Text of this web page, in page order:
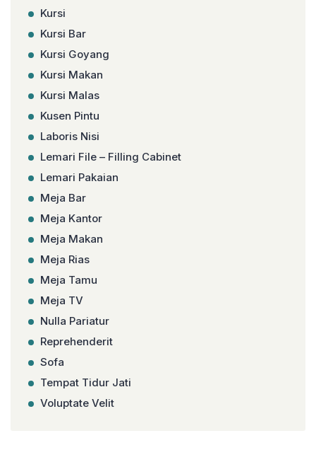
Kursi
Kursi Bar
Kursi Goyang
Kursi Makan
Kursi Malas
Kusen Pintu
Laboris Nisi
Lemari File – Filling Cabinet
Lemari Pakaian
Meja Bar
Meja Kantor
Meja Makan
Meja Rias
Meja Tamu
Meja TV
Nulla Pariatur
Reprehenderit
Sofa
Tempat Tidur Jati
Voluptate Velit